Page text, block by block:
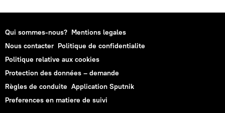
Qui sommes-nous? Mentions legales
Nous contacter Politique de confidentialite
Politique relative aux cookies
Protection des données – demande
Règles de conduite Application Sputnik
Preferences en matiere de suivi